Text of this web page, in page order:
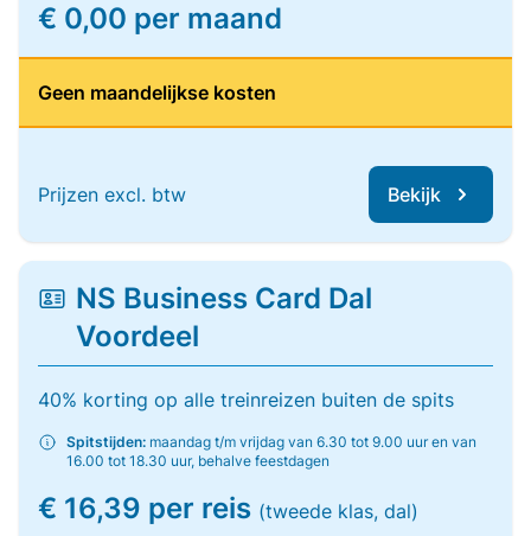
€ 0,00 per maand
Geen maandelijkse kosten
Prijzen excl. btw Bekijk
NS Business Card Dal
Voordeel
40% korting op alle treinreizen buiten de spits
Spitstijden: maandag t/m vrijdag van 6.30 tot 9.00 uur en van
16.00 tot 18.30 uur, behalve feestdagen
€ 16,39 per reis (tweede klas, dal)